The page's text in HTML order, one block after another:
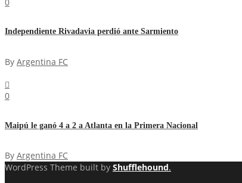
Independiente Rivadavia perdió ante Sarmiento
By Argentina FC
0
Maipú le ganó 4 a 2 a Atlanta en la Primera Nacional
By Argentina FC
WordPress Theme built by Shufflehound.